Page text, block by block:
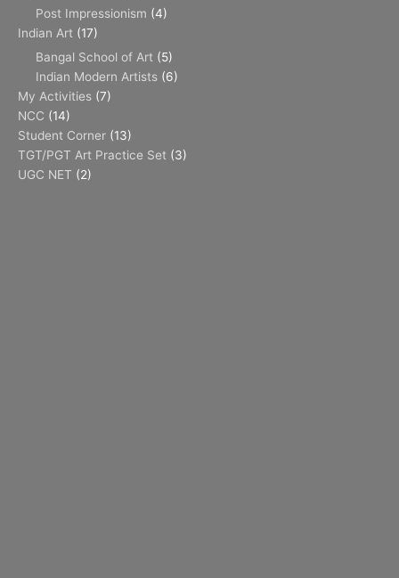
Post Impressionism (4)
Indian Art (17)
Bangal School of Art (5)
Indian Modern Artists (6)
My Activities (7)
NCC (14)
Student Corner (13)
TGT/PGT Art Practice Set (3)
UGC NET (2)